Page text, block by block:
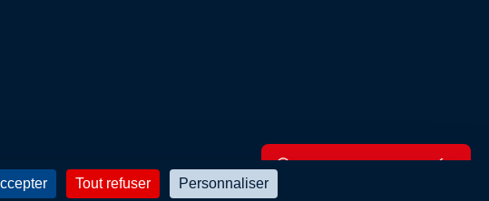
RECHERCHE AVANCÉE
Tout refuser Personnaliser